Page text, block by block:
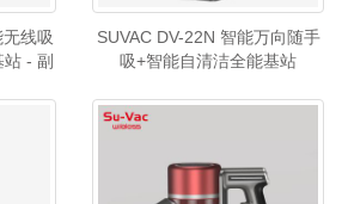
线吸
站 - 副
SUVAC DV-22N 智能万向随手
吸+智能自清洁全能基站